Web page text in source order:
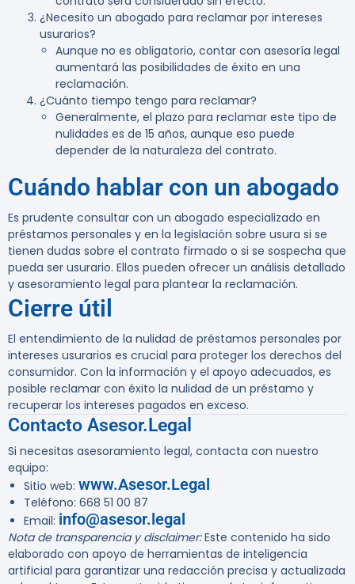
¿Necesito un abogado para reclamar por intereses
usurarios?
Aunque no es obligatorio, contar con asesoría legal
aumentará las posibilidades de éxito en una
reclamación.
¿Cuánto tiempo tengo para reclamar?
Generalmente, el plazo para reclamar este tipo de
nulidades es de 15 años, aunque eso puede
depender de la naturaleza del contrato.
Cuándo hablar con un abogado
Es prudente consultar con un abogado especializado en
préstamos personales y en la legislación sobre usura si se
tienen dudas sobre el contrato firmado o si se sospecha que
pueda ser usurario. Ellos pueden ofrecer un análisis detallado
y asesoramiento legal para plantear la reclamación.
Cierre útil
El entendimiento de la nulidad de préstamos personales por
intereses usurarios es crucial para proteger los derechos del
consumidor. Con la información y el apoyo adecuados, es
posible reclamar con éxito la nulidad de un préstamo y
recuperar los intereses pagados en exceso.
Contacto Asesor.Legal
Si necesitas asesoramiento legal, contacta con nuestro
equipo:
Sitio web: www.Asesor.Legal
Teléfono: 668 51 00 87
Email: info@asesor.legal
Nota de transparencia y disclaimer:Este contenido ha sido
elaborado con apoyo de herramientas de inteligencia
artificial para garantizar una redacción precisa y actualizada